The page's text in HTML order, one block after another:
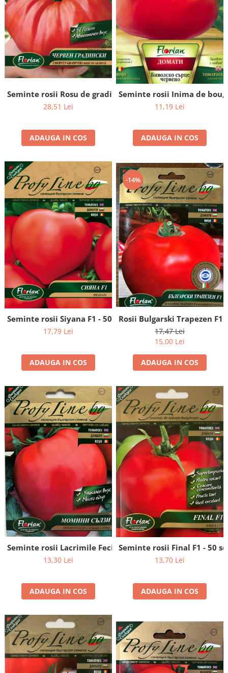
Semințe de Țelină
Seminte rosii Rosu de gradina 1 gram
28,51 Lei
ADAUGA IN COS
Seminte rosii Inima de bou,
11,19 Lei
ADAUGA IN COS
Seminte rosii Siyana F1 - 50 seminte
17,79 Lei
ADAUGA IN COS
-14%
Rosii Bulgarski Trapezen F1
17,47 Lei
15,00 Lei
ADAUGA IN COS
Seminte rosii Lacrimile Fecioarei (Momini Salzi) - 0.2
13,30 Lei
ADAUGA IN COS
Seminte rosii Final F1 - 50
13,70 Lei
ADAUGA IN COS